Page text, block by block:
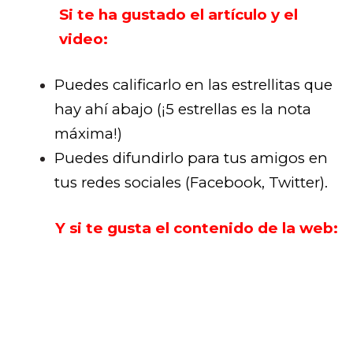
Si te ha gustado el artículo y el
video:
Puedes calificarlo en las estrellitas que
hay ahí abajo (¡5 estrellas es la nota
máxima!)
Puedes difundirlo para tus amigos en
tus redes sociales (Facebook, Twitter).
Y si te gusta el contenido de la web: